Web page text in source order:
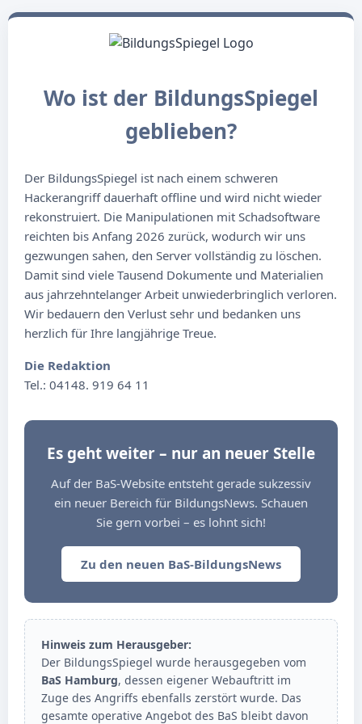
Wo ist der BildungsSpiegel
geblieben?
Der BildungsSpiegel ist nach einem schweren
Hackerangriff dauerhaft offline und wird nicht wieder
rekonstruiert. Die Manipulationen mit Schadsoftware
reichten bis Anfang 2026 zurück, wodurch wir uns
gezwungen sahen, den Server vollständig zu löschen.
Damit sind viele Tausend Dokumente und Materialien
aus jahrzehntelanger Arbeit unwiederbringlich verloren.
Wir bedauern den Verlust sehr und bedanken uns
herzlich für Ihre langjährige Treue.
Die Redaktion
Tel.: 04148. 919 64 11
Es geht weiter – nur an neuer Stelle
Auf der BaS-Website entsteht gerade sukzessiv
ein neuer Bereich für BildungsNews. Schauen
Sie gern vorbei – es lohnt sich!
Zu den neuen BaS-BildungsNews
Hinweis zum Herausgeber:
Der BildungsSpiegel wurde herausgegeben vom
BaS Hamburg, dessen eigener Webauftritt im
Zuge des Angriffs ebenfalls zerstört wurde. Das
gesamte operative Angebot des BaS bleibt davon